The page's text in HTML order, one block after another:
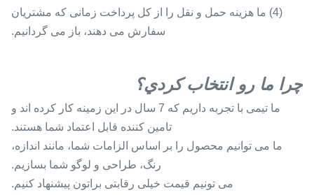
(4) ما هزینه حمل و نقل را از کل پرداخت زمانی که مشتریان
سفارش می دهند، باز می گردانیم.
چرا ما رو انتخاب کردي؟
ما تیمی با تجربه داریم که 7 سال در این زمینه کار کرده اند و
تامین کننده قابل اعتماد شما هستند.
ما می توانیم محصول را بر اساس الزامات شما، مانند اندازه،
رنگ، طراحی و لوگو شما بسازیم.
می تونیم قیمت خیلی رقابتی براتون پیشنهاد کنیم.